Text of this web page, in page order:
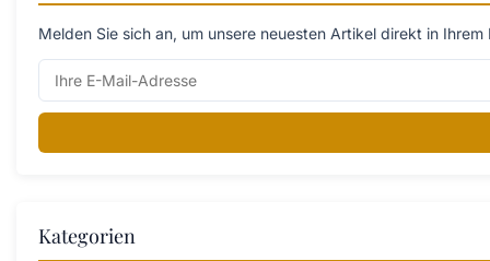
Melden Sie sich an, um unsere neuesten Artikel direkt in
Kategorien